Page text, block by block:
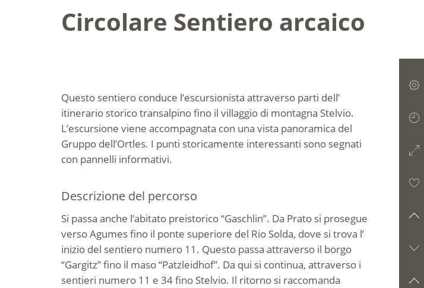
Circolare Sentiero arcaico
Questo sentiero conduce l’escursionista attraverso parti dell’
itinerario storico transalpino fino il villaggio di montagna Stelvio.
L’escursione viene accompagnata con una vista panoramica del
Gruppo dell’Ortles. I punti storicamente interessanti sono segnati
con pannelli informativi.
Descrizione del percorso
Si passa anche l’abitato preistorico “Gaschlin”. Da Prato si prosegue
verso Agumes fino il ponte superiore del Rio Solda, dove si trova l’
inizio del sentiero numero 11. Questo passa attraverso il borgo
“Gargitz” fino il maso “Patzleidhof”. Da qui si continua, attraverso i
sentieri numero 11 e 34 fino Stelvio. Il ritorno si raccomanda